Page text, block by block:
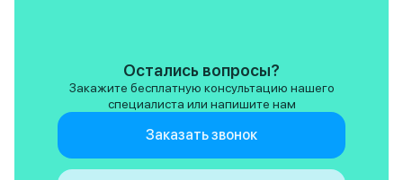
дешевые и
огромный плюс!
Остались вопросы?
Закажите бесплатную консультацию нашего
специалиста или напишите нам
Заказать звонок